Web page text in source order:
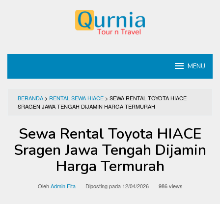
MENU
BERANDA > RENTAL SEWA HIACE > SEWA RENTAL TOYOTA HIACE
SRAGEN JAWA TENGAH DIJAMIN HARGA TERMURAH
Sewa Rental Toyota HIACE
Sragen Jawa Tengah Dijamin
Harga Termurah
OlehAdmin Fita Diposting pada 12/04/2026 986 views